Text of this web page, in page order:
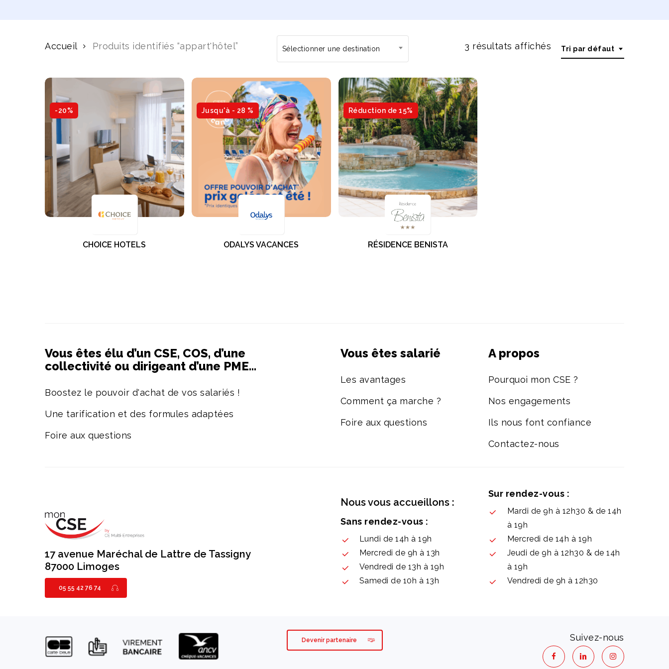
Tri par défaut
3 résultats affichés
Accueil Produits identifiés “appart'hôtel” Sélectionner une destination
-20%
CHOICE HOTELS
Jusqu'à - 28 %
ODALYS VACANCES
Réduction de 15%
RÉSIDENCE BENISTA
Vous êtes élu d’un CSE, COS, d’une
collectivité ou dirigeant d’une PME…
Boostez le pouvoir d'achat de vos salariés !
Une tarification et des formules adaptées
Foire aux questions
Vous êtes salarié
Les avantages
Comment ça marche ?
Foire aux questions
A propos
Pourquoi mon CSE ?
Nos engagements
Ils nous font confiance
Contactez-nous
17 avenue Maréchal de Lattre de Tassigny
87000 Limoges
05 55 42 76 74
Nous vous accueillons :
Sans rendez-vous :
Lundi de 14h à 19h
Mercredi de 9h à 13h
Vendredi de 13h à 19h
Samedi de 10h à 13h
Sur rendez-vous :
Mardi de 9h à 12h30 & de 14h
à 19h
Mercredi de 14h à 19h
Jeudi de 9h à 12h30 & de 14h
à 19h
Vendredi de 9h à 12h30
Devenir partenaire Suivez-nous